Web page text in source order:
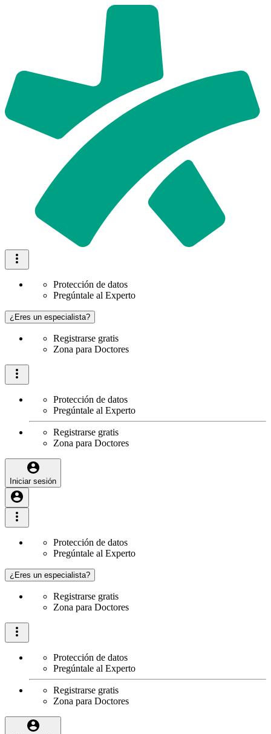
Protección de datos
Pregúntale al Experto
¿Eres un especialista?
Registrarse gratis
Zona para Doctores
Protección de datos
Pregúntale al Experto
Registrarse gratis
Zona para Doctores
Iniciar sesión
Protección de datos
Pregúntale al Experto
¿Eres un especialista?
Registrarse gratis
Zona para Doctores
Protección de datos
Pregúntale al Experto
Registrarse gratis
Zona para Doctores